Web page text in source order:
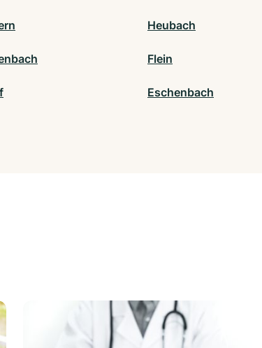
Heubach
Flein
Eschenbach